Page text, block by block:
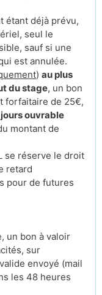
étant déjà prévu,
seul le
sauf si une
est annulée.
) au plus
du stage, un bon
forfaitaire de 25€,
ouvrable
montant de
se réserve le droit
retard
pour de futures
un bon à valoir
sur
envoyé (mail
les 48 heures